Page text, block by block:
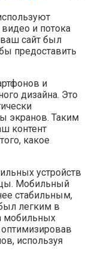
и потока
сайт был
предоставить
и
дизайна. Это
экранов. Таким
контент
какое
устройств
Мобильный
стабильным,
легким в
мобильных
используя